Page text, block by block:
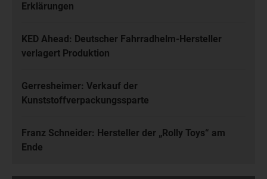
Erklärungen
KED Ahead: Deutscher Fahrradhelm-Hersteller
verlagert Produktion
Gerresheimer: Verkauf der
Kunststoffverpackungssparte
Franz Schneider: Hersteller der „Rolly Toys“ am
Ende